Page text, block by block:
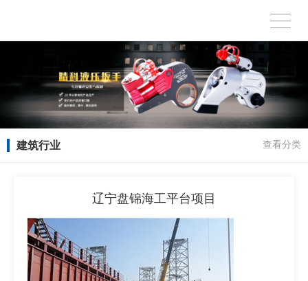
建筑行业 查看分类
辽宁盘锦海工平台项目